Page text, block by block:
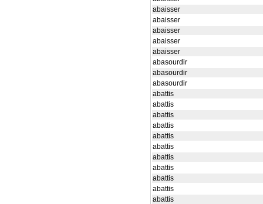
abaisser
abaisser
abaisser
abaisser
abaisser
abasourdir
abasourdir
abasourdir
abattis
abattis
abattis
abattis
abattis
abattis
abattis
abattis
abattis
abattis
abattis